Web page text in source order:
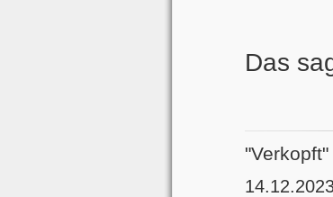
Das
"Verkopft"